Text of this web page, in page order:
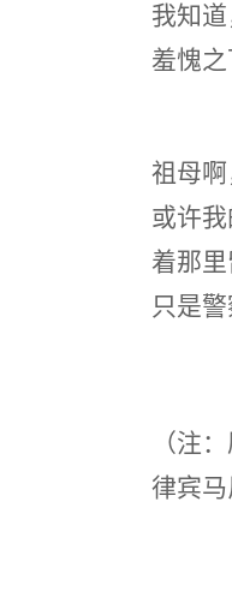
我知
羞愧
祖母
或许
着那里
只是
（注
律宾马